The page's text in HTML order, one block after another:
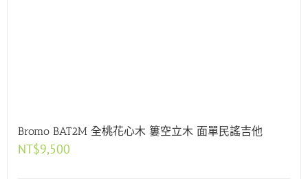
Bromo BAT2M 全桃花心木 簍空立木 面單民謠吉他
NT$9,500